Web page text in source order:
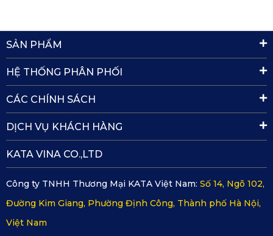
KATA đáng để bạn đầu tư:
Chất lượng đạt chuẩn quốc tế:
định nghiêm ngặt bởi các tổ chức uy tín như ISO, SGS,
TUV, RoHS. Người dùng hoàn toàn yên tâm về độ an
toàn khi tiếp xúc lâu dài trong không gian kín như nội thất
xe.
Độ bền lên tới 5 năm sử dụng:Thảm sàn ô tô 360 Ford
Tourneo không bị rạn nứt hay phai màu dưới tác động
của nhiệt độ, độ ẩm và lực ma sát. Thích hợp sử dụng lâu
SẢN PHẨM
HỆ THỐNG PHÂN PHỐI
CÁC CHÍNH SÁCH
DỊCH VỤ KHÁCH HÀNG
KATA VINA CO.,LTD
Công ty TNHH Thương Mại KATA Việt Nam: Số 14, Ngõ 102,
Đường Kim Giang, Phường Định Công, Thành phố Hà Nội,
Việt Nam